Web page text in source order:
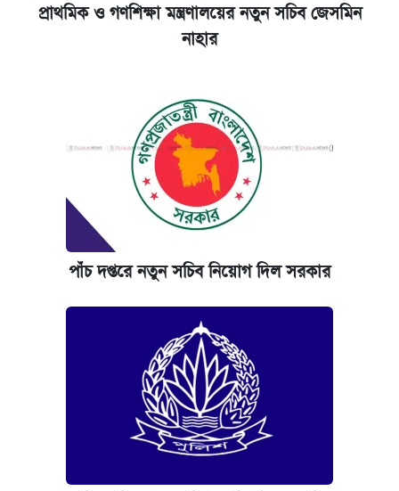
প্রাথমিক ও গণশিক্ষা মন্ত্রণালয়ের নতুন সচিব জেসমিন
নাহার
পাঁচ দপ্তরে নতুন সচিব নিয়োগ দিল সরকার